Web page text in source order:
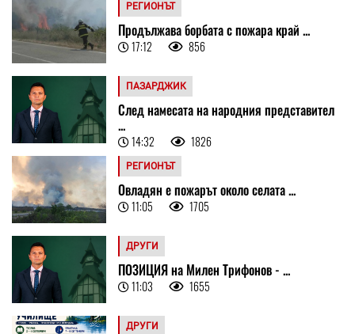
РЕГИОНЪТ
Продължава борбата с пожара край ...
17:12 856
ПАЗАРДЖИК
След намесата на народния представител
...
14:32 1826
РЕГИОНЪТ
Овладян е пожарът около селата ...
11:05 1705
ДРУГИ
ПОЗИЦИЯ на Милен Трифонов - ...
11:03 1655
ДРУГИ